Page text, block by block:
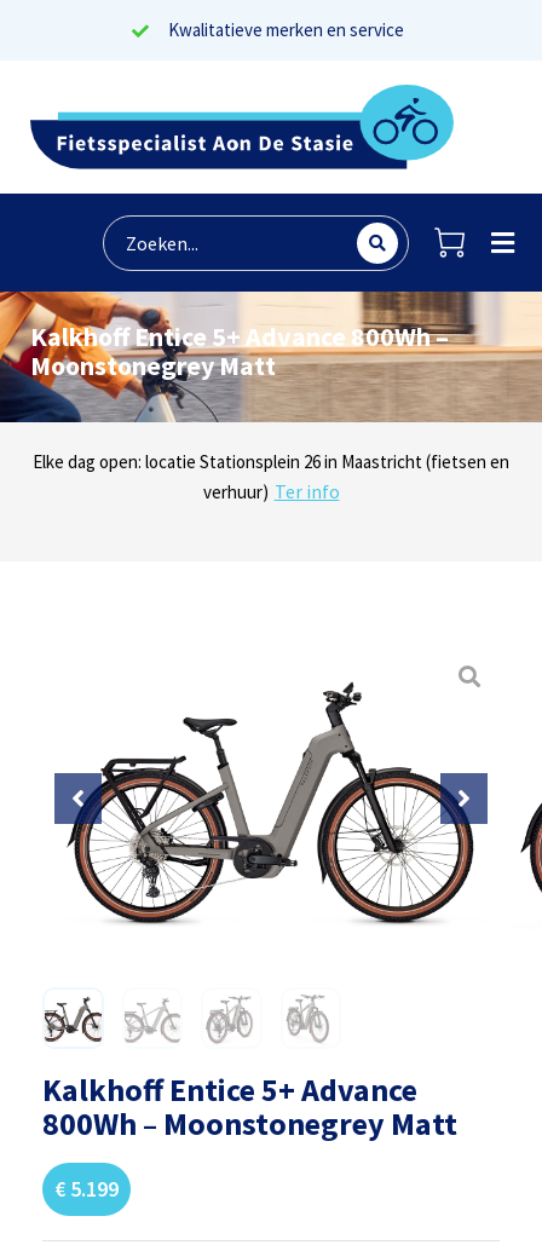
Kwalitatieve merken en service
Kalkhoff Entice 5+ Advance 800Wh –
Moonstonegrey Matt
Dinsdag t/m zaterdag geopen: locaties Sphinxlunet 1 in Maastricht
(e-bikes) en Maaseikersteenweg 183 in Lanaken (fietsen en e-
Elke dag open: locatie Stationsplein 26 in Maastricht (fietsen en
verhuur) Ter info
Onze missie? Tevreden klanten! Lees reviews
Kalkhoff Entice 5+ Advance
800Wh – Moonstonegrey Matt
€ 5.199